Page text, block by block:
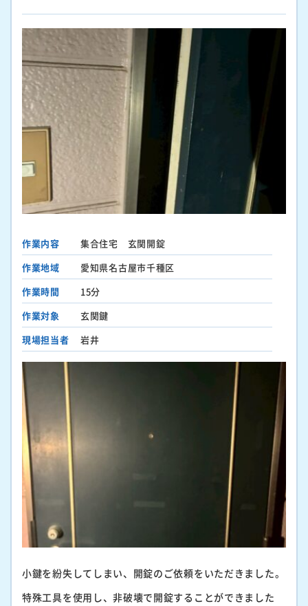
作業内容
集合住宅 玄関開錠
作業地域
愛知県名古屋市千種区
作業時間
15分
作業対象
玄関鍵
現場担当者
岩井
小鍵を紛失してしまい、開錠のご依頼をいただきました。
特殊工具を使用し、非破壊で開錠することができました